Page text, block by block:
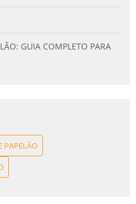
GUIA COMPLETO PARA
PAPELÃO